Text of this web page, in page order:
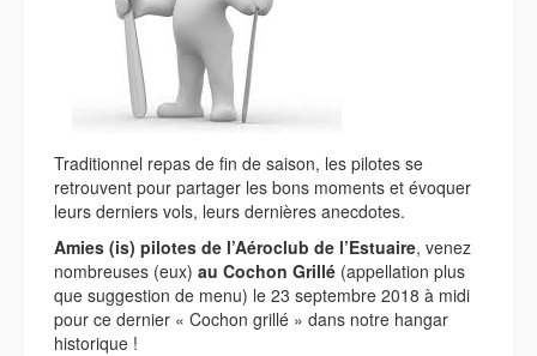
Traditionnel repas de fin de saison, les pilotes se
retrouvent pour partager les bons moments et évoquer
leurs derniers vols, leurs dernières anecdotes.
Amies (is) pilotes de l’Aéroclub de l’Estuaire, venez
nombreuses (eux) au Cochon Grillé (appellation plus
que suggestion de menu) le 23 septembre 2018 à midi
pour ce dernier « Cochon grillé » dans notre hangar
historique !